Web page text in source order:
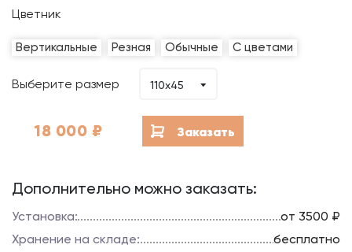
Цветник
Вертикальные Резная Обычные С цветами
Выберите размер 110x45
18 000 ₽ Заказать
Дополнительно можно заказать:
Установка:
от 3500 ₽
Хранение на складе:
бесплатно